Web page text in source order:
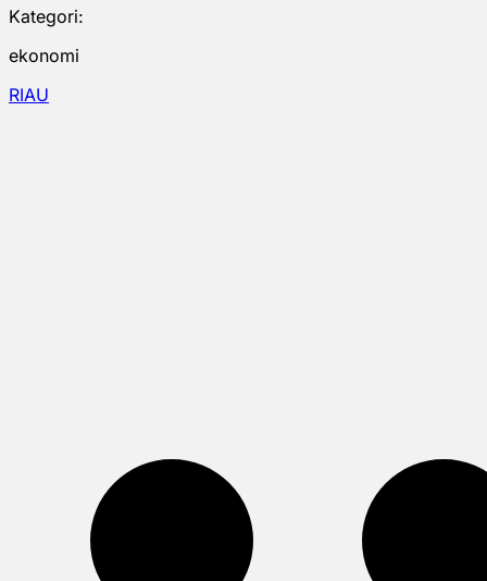
Kategori:
ekonomi
RIAU